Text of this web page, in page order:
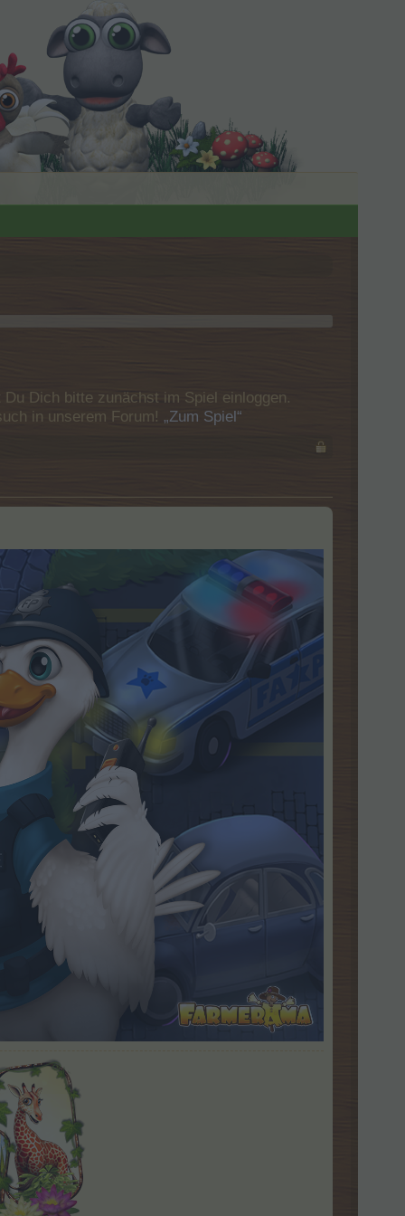
Dich bitte zunächst im Spiel einloggen.
in unserem Forum! „Zum Spiel“